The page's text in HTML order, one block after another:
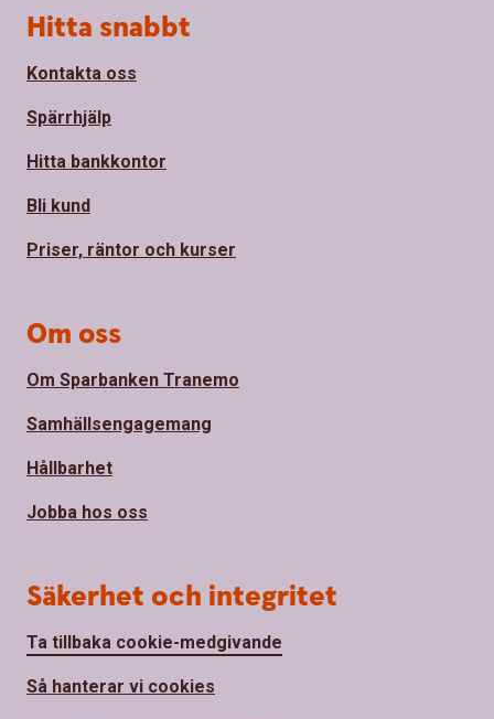
Sidfot
Hitta snabbt
Kontakta oss
Spärrhjälp
Hitta bankkontor
Bli kund
Priser, räntor och kurser
Om oss
Om Sparbanken Tranemo
Samhällsengagemang
Hållbarhet
Jobba hos oss
Säkerhet och integritet
Ta tillbaka cookie-medgivande
Så hanterar vi cookies